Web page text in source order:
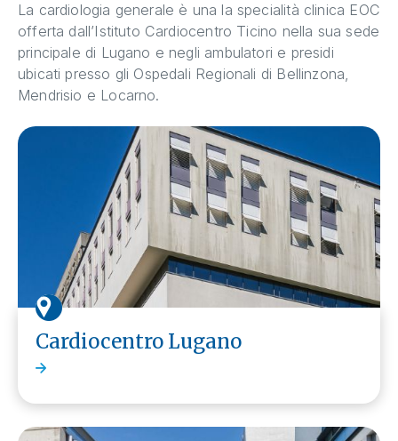
La cardiologia generale è una la specialità clinica EOC
offerta dall’Istituto Cardiocentro Ticino nella sua sede
principale di Lugano e negli ambulatori e presidi
ubicati presso gli Ospedali Regionali di Bellinzona,
Mendrisio e Locarno.
Cardiocentro Lugano